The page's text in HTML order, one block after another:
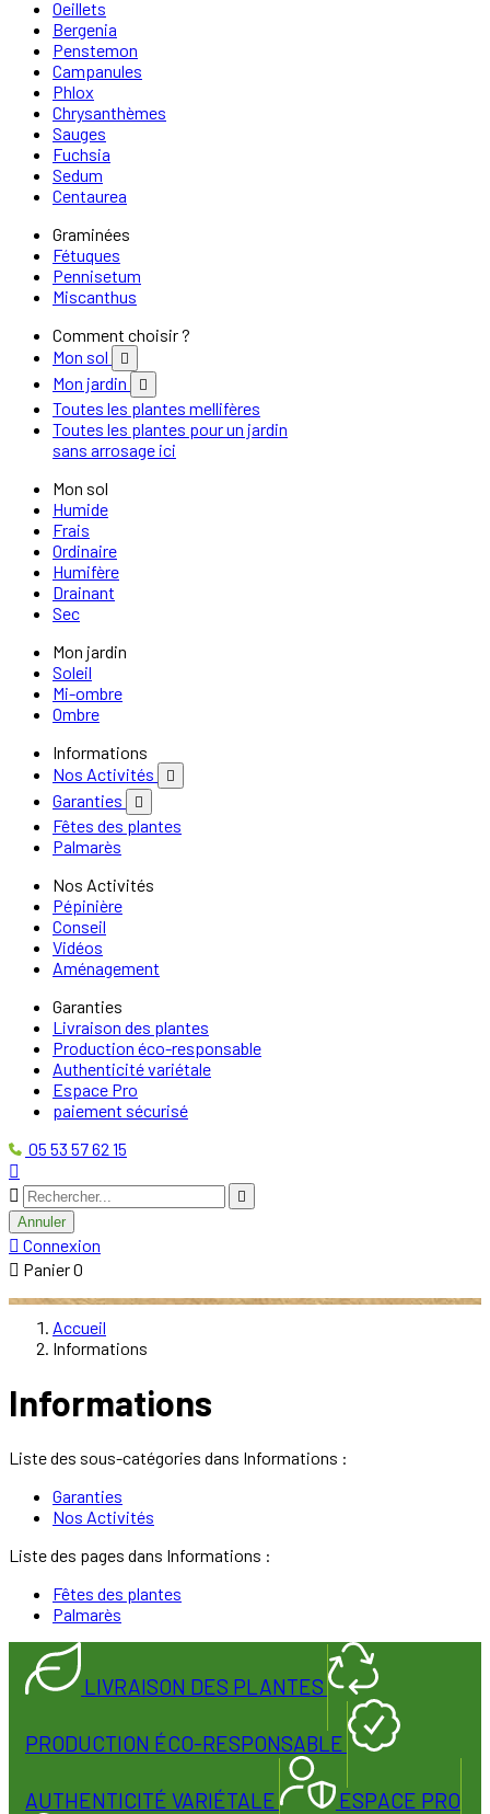
Oeillets
Bergenia
Penstemon
Campanules
Phlox
Chrysanthèmes
Sauges
Fuchsia
Sedum
Centaurea
Graminées
Fétuques
Pennisetum
Miscanthus
Comment choisir ?
Mon sol

Mon jardin 
Toutes les plantes mellifères
Toutes les plantes pour un jardin
sans arrosage ici
Mon sol
Humide
Frais
Ordinaire
Humifère
Drainant
Sec
Mon jardin
Soleil
Mi-ombre
Ombre
Informations
Nos Activités

Garanties 
Fêtes des plantes
Palmarès
Nos Activités
Pépinière
Conseil
Vidéos
Aménagement
Garanties
Livraison des plantes
Production éco-responsable
Authenticité variétale
Espace Pro
paiement sécurisé
05 53 57 62 15



Annuler
 Connexion
 Panier0
Accueil
Informations
Informations
Liste des sous-catégories dans Informations :
Garanties
Nos Activités
Liste des pages dans Informations :
Fêtes des plantes
Palmarès
LIVRAISON DES PLANTES
PRODUCTION ÉCO-RESPONSABLE
AUTHENTICITÉ VARIÉTALE ESPACE PRO